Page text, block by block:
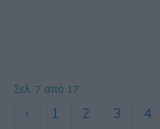
Σελ. 7 από 17
‹ 1 2 3 4